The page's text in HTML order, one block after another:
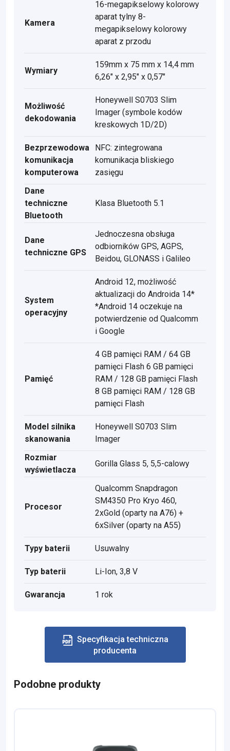
Kamera
16-megapikselowy kolorowy
aparat tylny 8-
megapikselowy kolorowy
aparat z przodu
Wymiary
159mm x 75 mm x 14,4 mm
6,26" x 2,95" x 0,57"
Możliwość
dekodowania
Honeywell S0703 Slim
Imager (symbole kodów
kreskowych 1D/2D)
Bezprzewodowa
komunikacja
komputerowa
NFC: zintegrowana
komunikacja bliskiego
zasięgu
Dane
techniczne
Bluetooth
Klasa Bluetooth 5.1
Dane
techniczne GPS
Jednoczesna obsługa
odbiorników GPS, AGPS,
Beidou, GLONASS i Galileo
System
operacyjny
Android 12, możliwość
aktualizacji do Androida 14*
*Android 14 oczekuje na
potwierdzenie od Qualcomm
i Google
Pamięć
4 GB pamięci RAM / 64 GB
pamięci Flash 6 GB pamięci
RAM / 128 GB pamięci Flash
8 GB pamięci RAM / 128 GB
pamięci Flash
Model silnika
skanowania
Honeywell S0703 Slim
Imager
Rozmiar
wyświetlacza
Gorilla Glass 5, 5,5-calowy
Procesor
Qualcomm Snapdragon
SM4350 Pro Kryo 460,
2xGold (oparty na A76) +
6xSilver (oparty na A55)
Typy baterii Usuwalny
Typ baterii Li-Ion, 3,8 V
Gwarancja 1 rok
Specyfikacja techniczna
producenta
Podobne produkty